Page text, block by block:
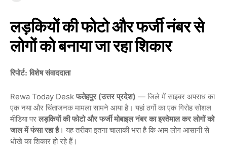
लड़कियों की फोटो और फर्जी नंबर से
लोगों को बनाया जा रहा शिकार
रिपोर्ट: विशेष संवाददाता
Rewa Today Desk फतेहपुर (उत्तर प्रदेश) — जिले में साइबर अपराध का
एक नया और चिंताजनक मामला सामने आया है। यहां ठगों का एक गिरोह सोशल
मीडिया पर लड़कियों की फोटो और फर्जी मोबाइल नंबर का इस्तेमाल कर लोगों को
जाल में फंसा रहा है। यह तरीका इतना चालाकी भरा है कि आम लोग आसानी से
धोखे का शिकार हो रहे हैं।